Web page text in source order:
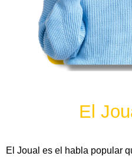
E Jou
El Joual es el habla popular